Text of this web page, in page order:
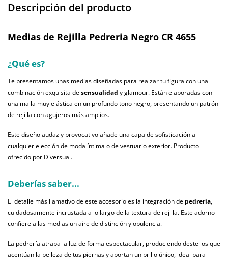
Descripción del producto
Medias de Rejilla Pedreria Negro CR 4655
¿Qué es?
Te presentamos unas medias diseñadas para realzar tu figura con una
combinación exquisita desensualidad y glamour. Están elaboradas con
una malla muy elástica en un profundo tono negro, presentando un patrón
de rejilla con agujeros más amplios.
Este diseño audaz y provocativo añade una capa de sofisticación a
cualquier elección de moda íntima o de vestuario exterior. Producto
ofrecido por Diversual.
Deberías saber...
El detalle más llamativo de este accesorio es la integración de pedrería,
cuidadosamente incrustada a lo largo de la textura de rejilla. Este adorno
confiere a las medias un aire de distinción y opulencia.
La pedrería atrapa la luz de forma espectacular, produciendo destellos que
acentúan la belleza de tus piernas y aportan un brillo único, ideal para